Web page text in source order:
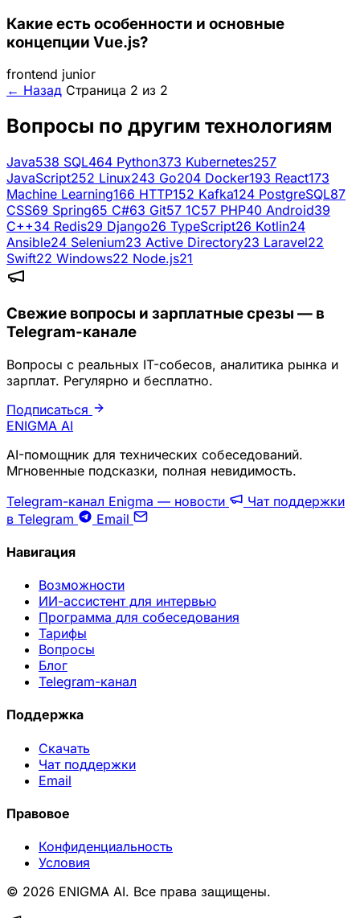
Какие есть особенности и основные
концепции Vue.js?
frontend junior
← Назад Страница 2 из 2
Вопросы по другим технологиям
Java538 SQL464 Python373 Kubernetes257
JavaScript252 Linux243 Go204 Docker193 React173
Machine Learning166 HTTP152 Kafka124 PostgreSQL87
CSS69 Spring65 C#63 Git57 1C57 PHP40 Android39
C++34 Redis29 Django26 TypeScript26 Kotlin24
Ansible24 Selenium23 Active Directory23 Laravel22
Swift22 Windows22 Node.js21
Свежие вопросы и зарплатные срезы — в
Telegram-канале
Вопросы с реальных IT-собесов, аналитика рынка и
зарплат. Регулярно и бесплатно.
Подписаться
ENIGMA AI
AI-помощник для технических собеседований.
Мгновенные подсказки, полная невидимость.
Telegram-канал Enigma — новости
Чат поддержки
в Telegram
Email
Навигация
Возможности
ИИ-ассистент для интервью
Программа для собеседования
Тарифы
Вопросы
Блог
Telegram-канал
Поддержка
Скачать
Чат поддержки
Email
Правовое
Конфиденциальность
Условия
© 2026 ENIGMA AI. Все права защищены.